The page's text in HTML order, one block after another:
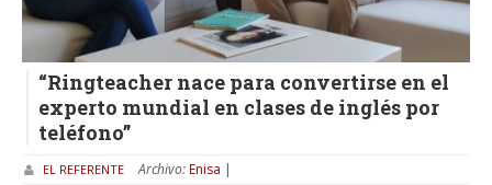
“Ringteacher nace para convertirse en el
experto mundial en clases de inglés por
teléfono”
EL REFERENTE Archivo:Enisa |